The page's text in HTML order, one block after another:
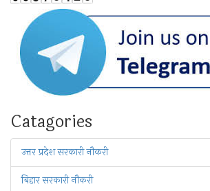
Catagories
उत्तर प्रदेश सरकारी नौकरी
बिहार सरकारी नौकरी